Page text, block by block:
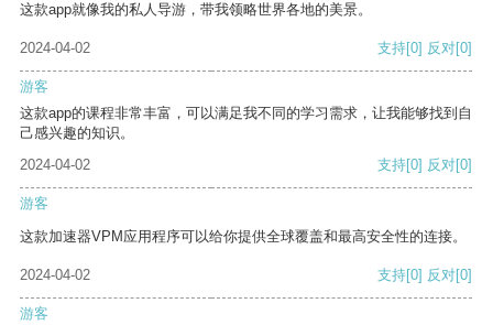
这款app就像我的私人导游，带我领略世界各地的美景。
2024-04-02 支持[0] 反对[0]
游客
这款app的课程非常丰富，可以满足我不同的学习需求，让我能够找到自
己感兴趣的知识。
2024-04-02
支持[0] 反对[0]
游客
这款加速器VPM应用程序可以给你提供全球覆盖和最高安全性的连接。
2024-04-02 支持[0] 反对[0]
游客